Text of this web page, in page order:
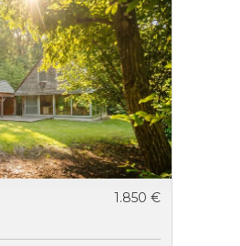
1.850 €